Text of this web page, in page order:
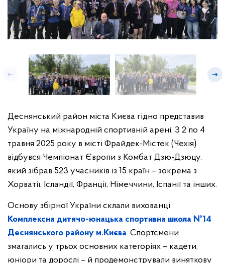
Деснянський район міста Києва гідно представив
Україну на міжнародній спортивній арені. З 2 по 4
травня 2025 року в місті Фрайдек-Містек (Чехія)
відбувся Чемпіонат Європи з Комбат Дзю-Дзюцу,
який зібрав 523 учасників із 15 країн – зокрема з
Хорватії, Ісландії, Франції, Німеччини, Іспанії та інших.
Основу збірної України склали вихованці
Комплексна дитячо-юнацька спортивна школа №14
Деснянського району м.Києва. Спортсмени
змагались у трьох основних категоріях – кадети,
юніори та дорослі – й продемонстрували виняткову